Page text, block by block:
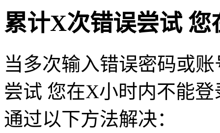
累计X次错误尝试
当多次输入错误密码或
尝试 您在X小时内不能
通过以下方法解决：